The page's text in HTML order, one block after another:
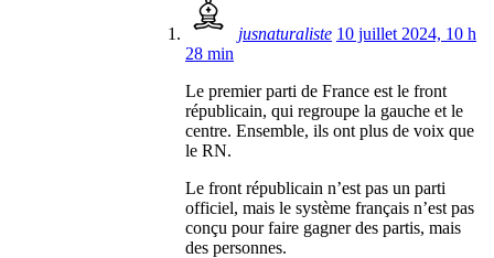
jusnaturaliste 10 juillet 2024, 10 h
28 min
Le premier parti de France est le front
républicain, qui regroupe la gauche et le
centre. Ensemble, ils ont plus de voix que
le RN.
Le front républicain n’est pas un parti
officiel, mais le système français n’est pas
conçu pour faire gagner des partis, mais
des personnes.